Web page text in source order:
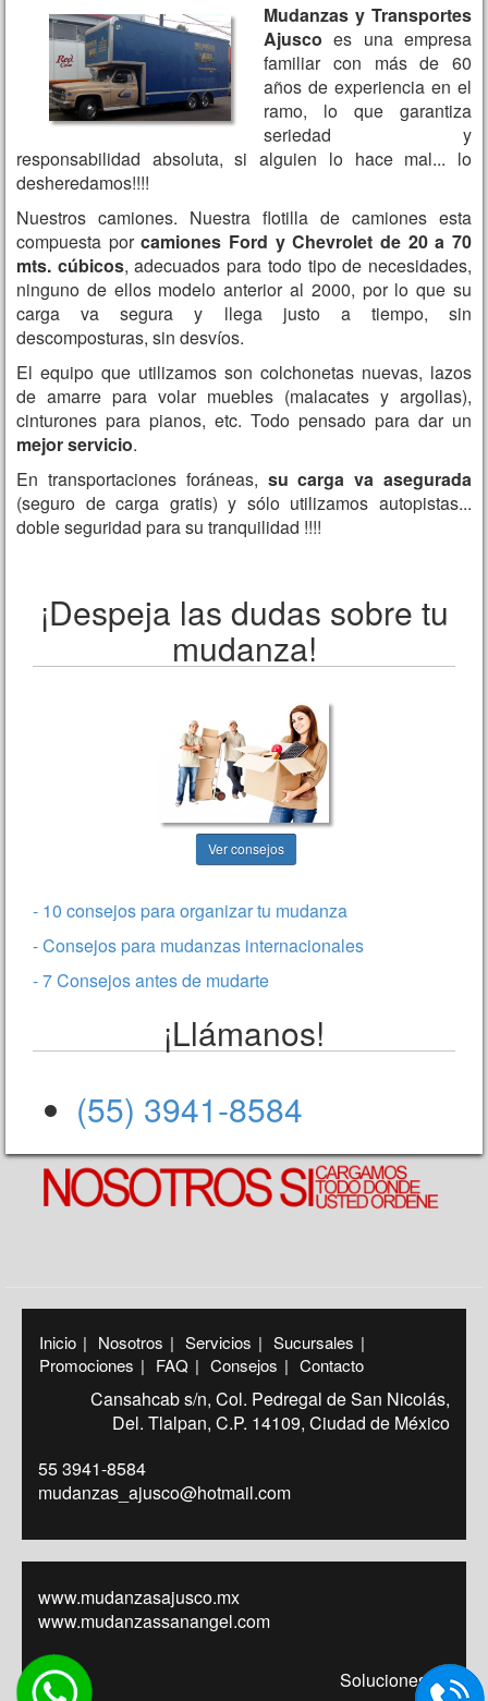
Mudanzas y Transportes
Ajusco es una empresa
familiar con más de 60
años de experiencia en el
ramo, lo que garantiza
seriedad y
responsabilidad absoluta, si alguien lo hace mal... lo
desheredamos!!!!
Nuestros camiones. Nuestra flotilla de camiones esta
compuesta porcamiones Ford y Chevrolet de 20 a 70
mts. cúbicos, adecuados para todo tipo de necesidades,
ninguno de ellos modelo anterior al 2000, por lo que su
carga va segura y llega justo a tiempo, sin
descomposturas, sin desvíos.
El equipo que utilizamos son colchonetas nuevas, lazos
de amarre para volar muebles (malacates y argollas),
cinturones para pianos, etc. Todo pensado para dar un
mejor servicio.
En transportaciones foráneas, su carga va asegurada
(seguro de carga gratis) y sólo utilizamos autopistas...
doble seguridad para su tranquilidad !!!!
¡Despeja las dudas sobre tu
mudanza!
Ver consejos
- 10 consejos para organizar tu mudanza
- Consejos para mudanzas internacionales
- 7 Consejos antes de mudarte
¡Llámanos!
(55) 3941-8584
Inicio | Nosotros | Servicios | Sucursales |
Promociones | FAQ | Consejos | Contacto
Cansahcab s/n, Col. Pedregal de San Nicolás,
Del. Tlalpan, C.P. 14109, Ciudad de México
55 3941-8584
mudanzas_ajusco@hotmail.com
www.mudanzasajusco.mx
www.mudanzassanangel.com
Soluciones IM